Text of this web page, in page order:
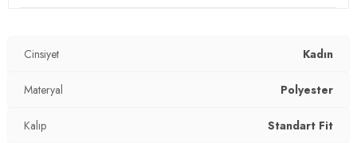
/ Basen : 89 cm / Beden : S
Üretim Yerli :
Cinsiyet Kadın
Materyal Polyester
Kalıp Standart Fit